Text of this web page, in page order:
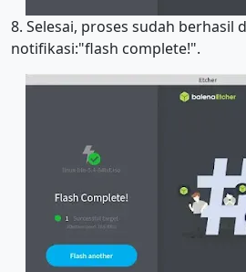
8. Selesai, proses sudah berhasil
notifikasi:"flash complete!".